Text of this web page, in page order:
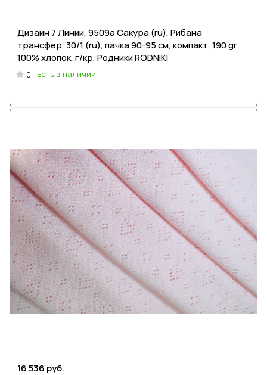
Дизайн 7 Линии, 9509a Сакура (ru), Рибана
трансфер, 30/1 (ru), пачка 90-95 см, компакт, 190 gr,
100% хлопок, г/кр, Родники RODNIKI
0 Есть в наличии
16 536 руб.